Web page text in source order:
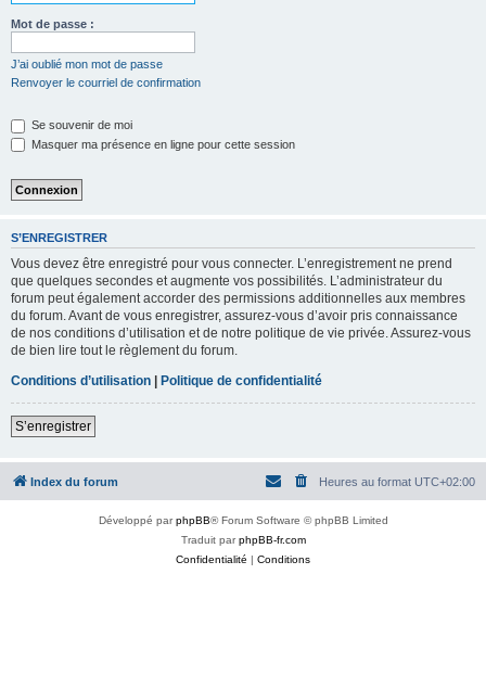
Mot de passe :
J’ai oublié mon mot de passe
Renvoyer le courriel de confirmation
Se souvenir de moi
Masquer ma présence en ligne pour cette session
S’ENREGISTRER
Vous devez être enregistré pour vous connecter. L’enregistrement ne prend
que quelques secondes et augmente vos possibilités. L’administrateur du
forum peut également accorder des permissions additionnelles aux membres
du forum. Avant de vous enregistrer, assurez-vous d’avoir pris connaissance
de nos conditions d’utilisation et de notre politique de vie privée. Assurez-vous
de bien lire tout le règlement du forum.
Conditions d’utilisation | Politique de confidentialité
S’enregistrer
Index du forum Heures au format UTC+02:00
Développé parphpBB® Forum Software © phpBB Limited
Traduit parphpBB-fr.com
Confidentialité | Conditions